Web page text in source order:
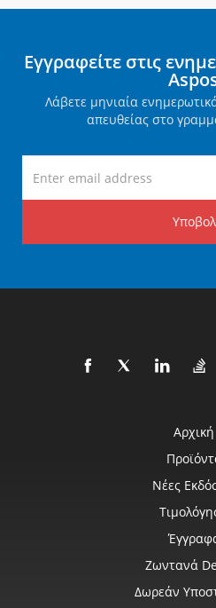
Εγγραφείτε στις
Λάβετε μηνιαία
απευθείας στο
Αρχική
Νέες
Ζωντανά
Δωρεάν